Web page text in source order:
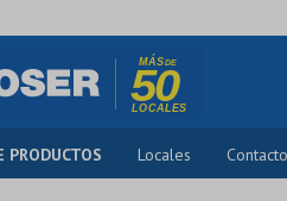
PRODUCTOS Locales Contacto